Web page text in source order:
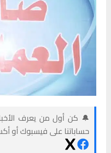
🔔 كن أول من يعرف
حساباتنا على فيسبوك أو